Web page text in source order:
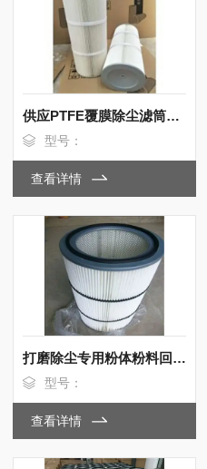
供应PTFE覆膜除尘滤筒350*900折叠式
型号：
查看详情
打磨除尘专用粉体粉料回收滤筒350*900mm
型号：
查看详情